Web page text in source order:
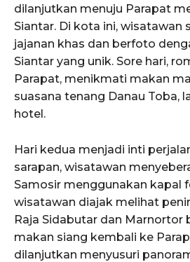
dilanjutkan menuju Parapat
Siantar. Di kota ini, wisatawan
jajanan khas dan berfoto
Siantar yang unik. Sore hari,
Parapat, menikmati makan
suasana tenang Danau Toba,
hotel.
Hari kedua menjadi inti
sarapan, wisatawan
Samosir menggunakan kapal
wisatawan diajak melihat
Raja Sidabutar dan Marnortor
makan siang kembali ke
dilanjutkan menyusuri